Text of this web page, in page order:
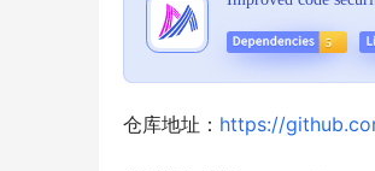
仓库地址： https://